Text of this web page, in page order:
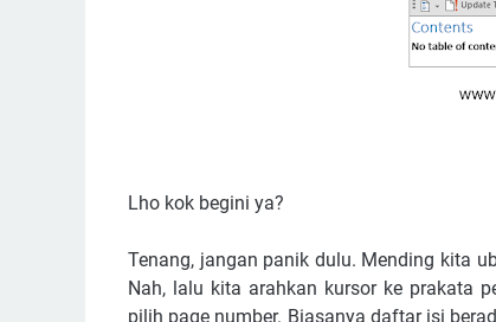
Lho kok begini ya?
Tenang, jangan panik dulu. Mending kita
Nah, lalu kita arahkan kursor ke prakata
pilih page number. Biasanya daftar isi